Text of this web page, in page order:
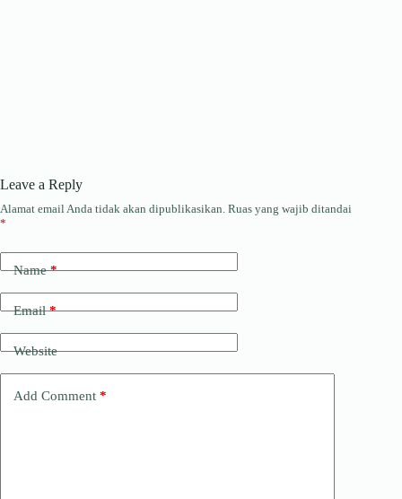
Leave a Reply
Alamat email Anda tidak akan dipublikasikan. Ruas yang wajib ditandai
*
Name*
Email*
Website
Add Comment *